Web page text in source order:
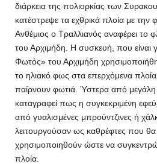
διάρκεια της πολιορκίας των
κατέστρεψε τα εχθρικά πλοία με την
Ανθέμιος ο Τραλλιανός αναφέρει το
του Αρχιμήδη. Η συσκευή, που είναι
Φωτός» του Αρχιμήδη
το ηλιακό φως στα επερχόμενα
παίρνουν φωτιά. Ύστερα από μεγάλη
καταγραφεί πως η συγκεκριμένη
από γυαλισμένες μπρούντζινες ή
λειτουργούσαν ως καθρέφτες που
χρησιμοποιηθούν ώστε να
πλοία.